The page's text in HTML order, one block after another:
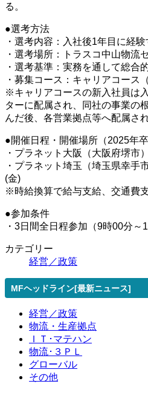
る。
●選考方法
・選考内容：入社後1年目に経
・選考場所：トラスコ中山物流
・選考基準：実務を通して総合
・募集コース：キャリアコース
※キャリアコースの新入社員は
ターに配属され、同社の事業の
んだ後、各営業拠点等へ配属され
●開催日程・開催場所（2025年卒
・プラネット大阪（大阪府堺市
・プラネット埼玉（埼玉県幸手
(金)
※時給換算で給与支給、交通費
●参加条件
・3日間全日程参加（9時00分～
カテゴリー
経営／政策
MFヘッドライン[最新ニュース]
経営／政策
物流・生産拠点
ＩＴ･マテハン
物流･３ＰＬ
グローバル
その他